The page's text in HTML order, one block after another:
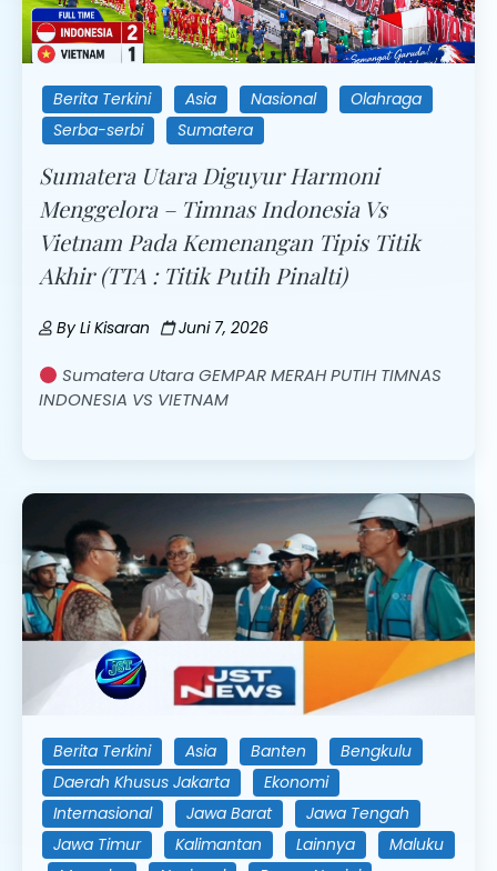
Berita Terkini Asia Nasional
Olahraga
Serba-serbi
Sumatera
Sumatera Utara Diguyur Harmoni
Menggelora – Timnas Indonesia Vs
Vietnam Pada Kemenangan Tipis Titik
Akhir (TTA : Titik Putih Pinalti)
By Li Kisaran Juni 7, 2026
Sumatera Utara GEMPAR MERAH PUTIH TIMNAS
INDONESIA VS VIETNAM
Berita Terkini Asia Banten
Bengkulu
Daerah Khusus Jakarta
Ekonomi
Internasional
Jawa Barat
Jawa Tengah
Jawa Timur
Kalimantan Lainnya
Maluku